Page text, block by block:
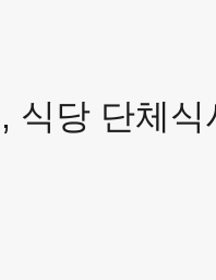
, 식당 단체식